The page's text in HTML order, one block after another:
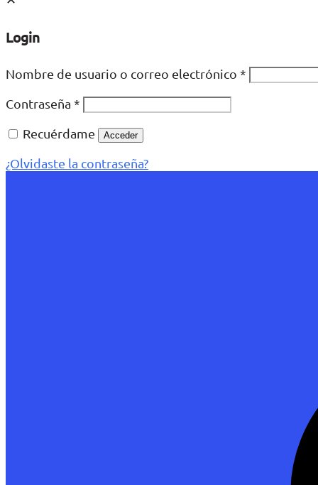
Login
Nombre de usuario o correo electrónico *
Contraseña *
Recuérdame
Acceder
¿Olvidaste la contraseña?